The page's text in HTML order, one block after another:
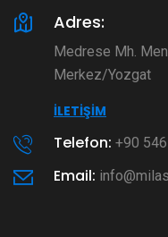
Adres:
Medrese Mh.
Merkez/Yozgat
İLETIŞIM
Telefon: +90
Email: